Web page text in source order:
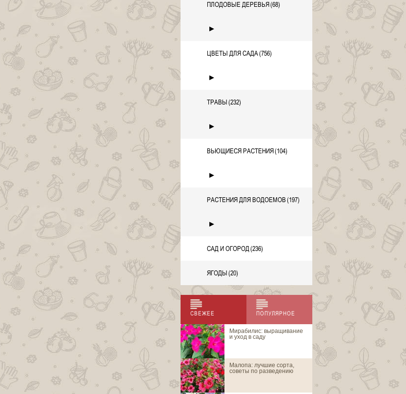
ПЛОДОВЫЕ ДЕРЕВЬЯ(68)
►
ЦВЕТЫ ДЛЯ САДА(756)
►
ТРАВЫ(232)
►
ВЬЮЩИЕСЯ РАСТЕНИЯ(104)
►
РАСТЕНИЯ ДЛЯ ВОДОЕМОВ(197)
►
САД И ОГОРОД(236)
ЯГОДЫ(20)
СВЕЖЕЕ ПОПУЛЯРНОЕ
Мирабилис: выращивание
и уход в саду
Малопа: лучшие сорта,
советы по разведению
Авран